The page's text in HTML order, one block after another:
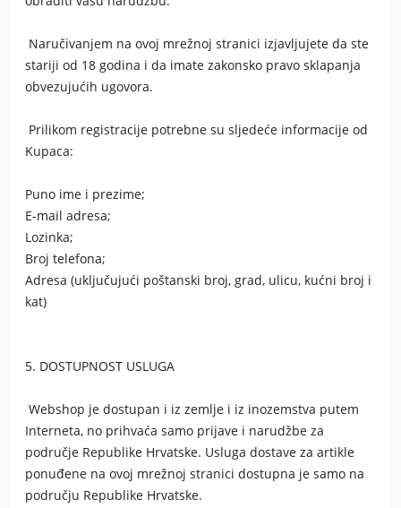
Naručivanjem na ovoj mrežnoj stranici izjavljujete da ste
stariji od 18 godina i da imate zakonsko pravo sklapanja
obvezujućih ugovora.
Prilikom registracije potrebne su sljedeće informacije od
Kupaca:
Puno ime i prezime;
E-mail adresa;
Lozinka;
Broj telefona;
Adresa (uključujući poštanski broj, grad, ulicu, kućni broj i
kat)
5. DOSTUPNOST USLUGA
Webshop je dostupan i iz zemlje i iz inozemstva putem
Interneta, no prihvaća samo prijave i narudžbe za
područje Republike Hrvatske. Usluga dostave za artikle
ponuđene na ovoj mrežnoj stranici dostupna je samo na
području Republike Hrvatske.